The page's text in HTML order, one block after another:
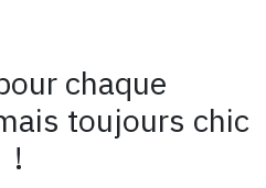
chaque
toujours chic
!